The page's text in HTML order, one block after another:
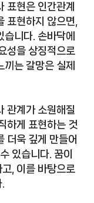
표현은 인간관계
표현하지 않으면,
니다. 손바닥에
성을 상징적으로
는 갈망은 실제
관계가 소원해질
하게 표현하는 것
더욱 깊게 만들어
있습니다. 꿈이
, 이를 바탕으로